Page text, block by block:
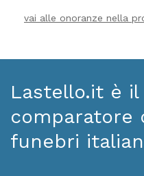
vai alle onoranze nella
Lastello.it è
comparatore
funebri